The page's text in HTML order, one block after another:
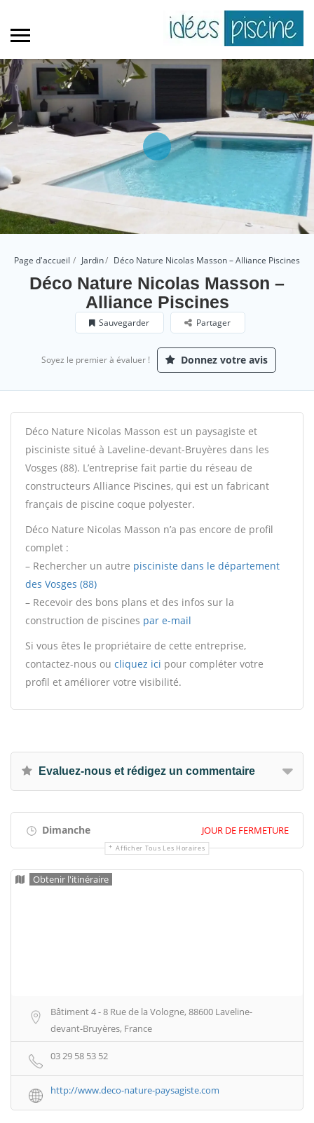
Page d'accueil Jardin Déco Nature Nicolas Masson – Alliance Piscines
Déco Nature Nicolas Masson –
Alliance Piscines
Sauvegarder Partager
Soyez le premier à évaluer ! Donnez votre avis
Déco Nature Nicolas Masson est un paysagiste et
pisciniste situé à Laveline-devant-Bruyères dans les
Vosges (88). L’entreprise fait partie du réseau de
constructeurs Alliance Piscines, qui est un fabricant
français de piscine coque polyester.
Déco Nature Nicolas Masson n’a pas encore de profil
complet :
– Rechercher un autre pisciniste dans le département
des Vosges (88)
– Recevoir des bons plans et des infos sur la
construction de piscines par e-mail
Si vous êtes le propriétaire de cette entreprise,
contactez-nous ou cliquez ici pour compléter votre
profil et améliorer votre visibilité.
Evaluez-nous et rédigez un commentaire
Dimanche JOUR DE FERMETURE
Afficher Tous Les Horaires
Obtenir l'itinéraire
Bâtiment 4 - 8 Rue de la Vologne, 88600 Laveline-
devant-Bruyères, France
03 29 58 53 52
http://www.deco-nature-paysagiste.com